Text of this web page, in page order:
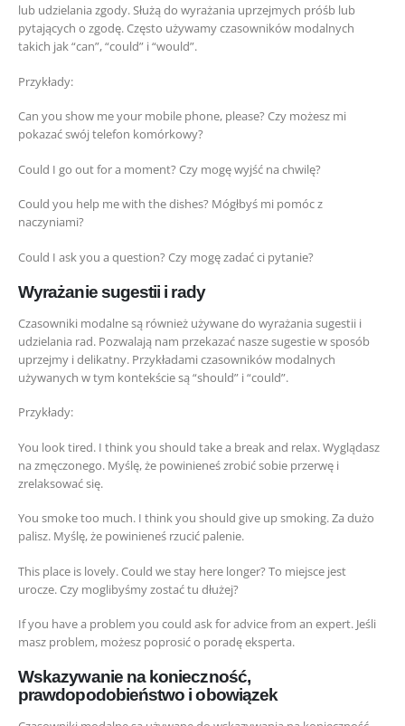
lub udzielania zgody. Służą do wyrażania uprzejmych próśb lub
pytających o zgodę. Często używamy czasowników modalnych
takich jak “can”, “could” i “would”.
Przykłady:
Can you show me your mobile phone, please? Czy możesz mi
pokazać swój telefon komórkowy?
Could I go out for a moment? Czy mogę wyjść na chwilę?
Could you help me with the dishes? Mógłbyś mi pomóc z
naczyniami?
Could I ask you a question? Czy mogę zadać ci pytanie?
Wyrażanie sugestii i rady
Czasowniki modalne są również używane do wyrażania sugestii i
udzielania rad. Pozwalają nam przekazać nasze sugestie w sposób
uprzejmy i delikatny. Przykładami czasowników modalnych
używanych w tym kontekście są “should” i “could”.
Przykłady:
You look tired. I think you should take a break and relax. Wyglądasz
na zmęczonego. Myślę, że powinieneś zrobić sobie przerwę i
zrelaksować się.
You smoke too much. I think you should give up smoking. Za dużo
palisz. Myślę, że powinieneś rzucić palenie.
This place is lovely. Could we stay here longer? To miejsce jest
urocze. Czy moglibyśmy zostać tu dłużej?
If you have a problem you could ask for advice from an expert. Jeśli
masz problem, możesz poprosić o poradę eksperta.
Wskazywanie na konieczność,
prawdopodobieństwo i obowiązek